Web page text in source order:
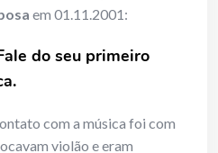
em 01.11.2001:
do seu primeiro
com a música foi com
violão e eram